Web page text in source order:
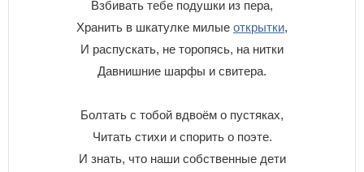
Взбивать тебе подушки из пера,
Хранить в шкатулке милые открытки,
И распускать, не торопясь, на нитки
Давнишние шарфы и свитера.
Болтать с тобой вдвоём о пустяках,
Читать стихи и спорить о поэте.
И знать, что наши собственные дети